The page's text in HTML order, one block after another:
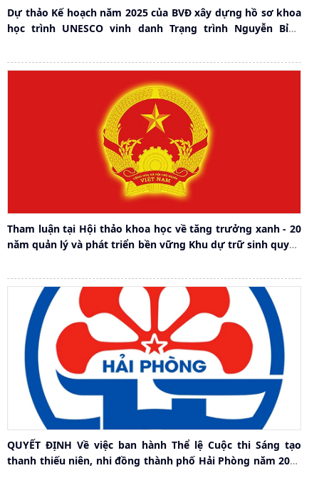
Dự thảo Kế hoạch năm 2025 của BVĐ xây dựng hồ sơ khoa
học trình UNESCO vinh danh Trạng trình Nguyễn Bỉnh
Tham luận tại Hội thảo khoa học về tăng trưởng xanh - 20
năm quản lý và phát triển bền vững Khu dự trữ sinh quyển
QUYẾT ĐỊNH Về việc ban hành Thể lệ Cuộc thi Sáng tạo
thanh thiếu niên, nhi đồng thành phố Hải Phòng năm 2024